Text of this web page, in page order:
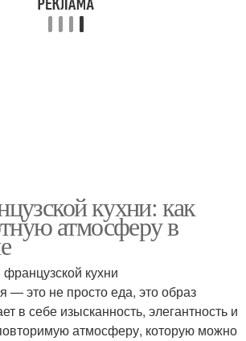
кухни: как
атмосферу в
кухни
— это не просто еда, это образ
в себе изысканность, элегантность и
атмосферу, которую можно